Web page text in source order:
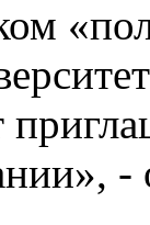
-